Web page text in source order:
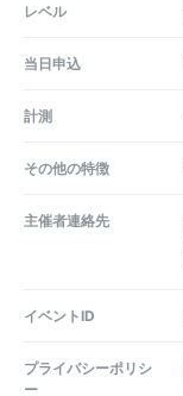
レベル
当日申込
計測
その他の特徴
主催者連絡先
イベントID
プライバシーポリシ
ー